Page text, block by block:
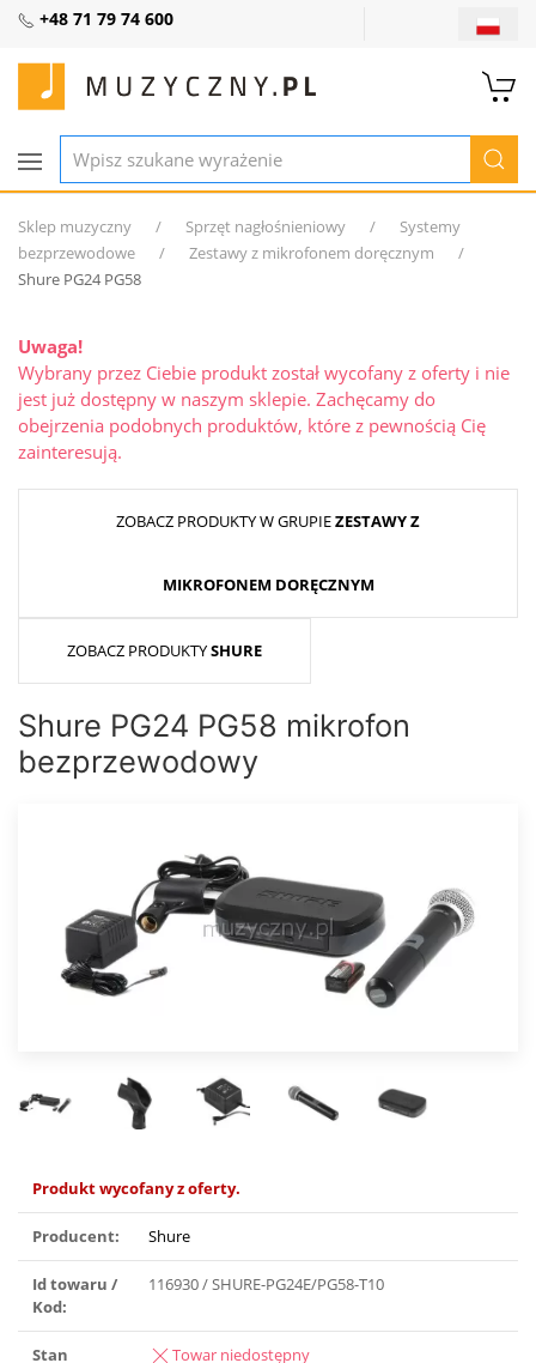
+48 71 79 74 600
Sklep muzyczny Sprzęt nagłośnieniowy
Systemy
bezprzewodowe
Zestawy z mikrofonem doręcznym
Shure PG24 PG58
Uwaga!
Wybrany przez Ciebie produkt został wycofany z oferty i nie
jest już dostępny w naszym sklepie. Zachęcamy do
obejrzenia podobnych produktów, które z pewnością Cię
zainteresują.
ZOBACZ PRODUKTY W GRUPIEZESTAWY Z
MIKROFONEM DORĘCZNYM
ZOBACZ PRODUKTYSHURE
Shure PG24 PG58 mikrofon
bezprzewodowy
Produkt wycofany z oferty.
Producent: Shure
Id towaru /
Kod:
116930 / SHURE-PG24E/PG58-T10
Stan
Towar niedostępny